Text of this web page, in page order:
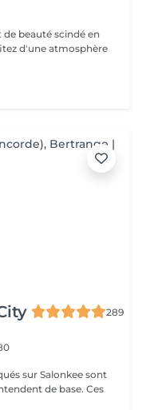
de beauté scindé en
289
sur Salonkee sont
de base. Ces